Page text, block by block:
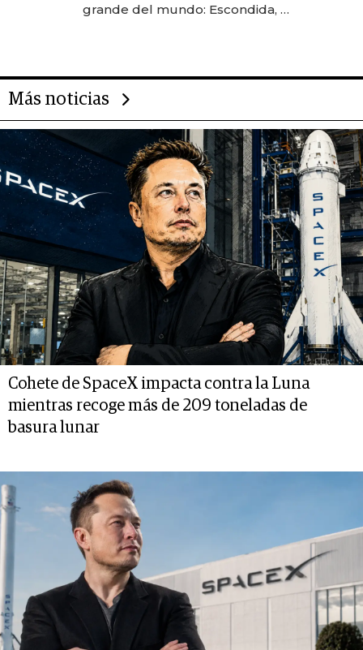
grande del mundo: Escondida, el
Más noticias
Cohete de SpaceX impacta contra la Luna
mientras recoge más de 209 toneladas de
basura lunar